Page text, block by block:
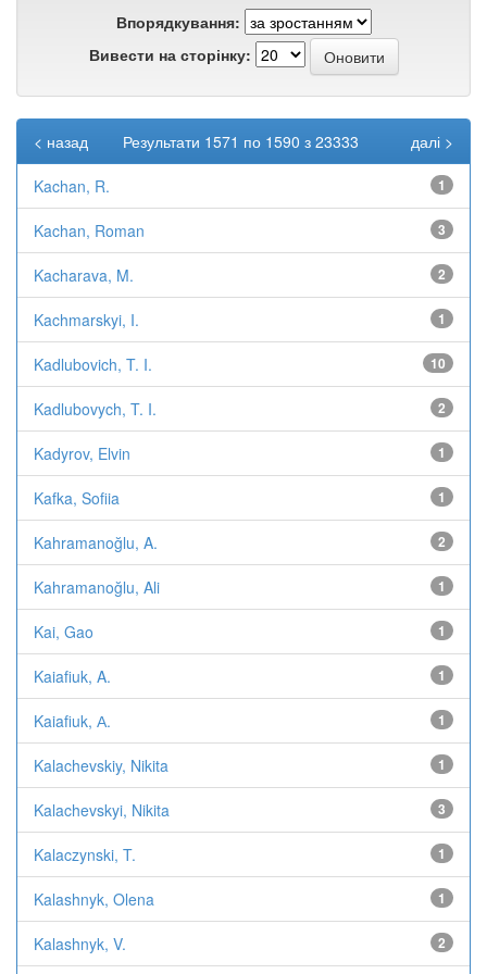
Впорядкування:
Вивести на сторінку:
Результати 1571 по 1590 з 23333
< назад далі >
Kachan, R. 1
Kachan, Roman 3
Kacharava, M. 2
Kachmarskyi, I. 1
Kadlubovich, T. I. 10
Kadlubovych, T. I. 2
Kadyrov, Elvin 1
Kafka, Sofiia 1
Kahramanoğlu, A. 2
Kahramanoğlu, Ali 1
Kai, Gao 1
Kaiafiuk, A. 1
Kaiafiuk, А. 1
Kalachevskiy, Nikita 1
Kalachevskyi, Nikita 3
Kalaczynski, T. 1
Kalashnyk, Olena 1
Kalashnyk, V. 2